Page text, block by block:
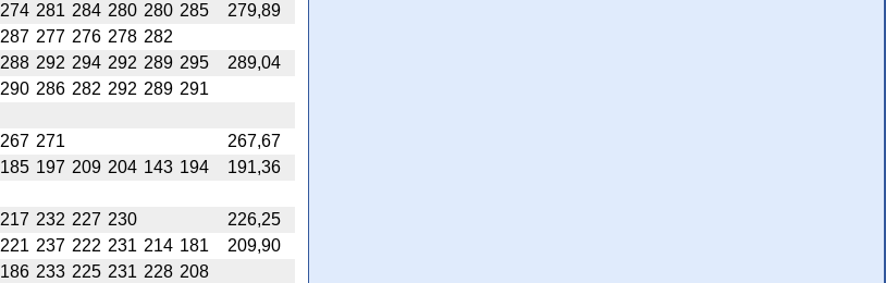
274 281 284 280 280 285
279,89
287 277 276 278 282
288 292 294 292 289 295
289,04
290 286 282 292 289 291
267 271
267,67
185 197 209 204 143 194
191,36
217 232 227 230
226,25
221 237 222 231 214 181
209,90
186 233 225 231 228 208